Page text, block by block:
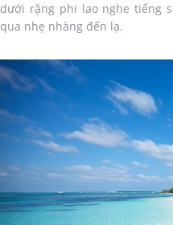
dưới rặng phi lao nghe tiếng
qua nhẹ nhàng đến lạ.